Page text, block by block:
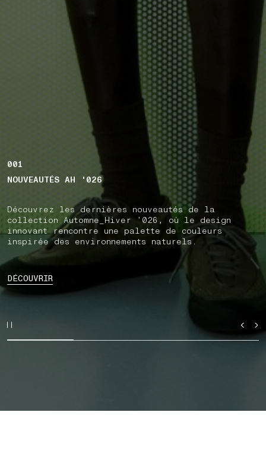
001
NOUVEAUTÉS AH '026
Découvrez les dernières nouveautés de la
collection Automne_Hiver ’026, où le design
innovant rencontre une palette de couleurs
inspirée des environnements naturels.
DÉCOUVRIR